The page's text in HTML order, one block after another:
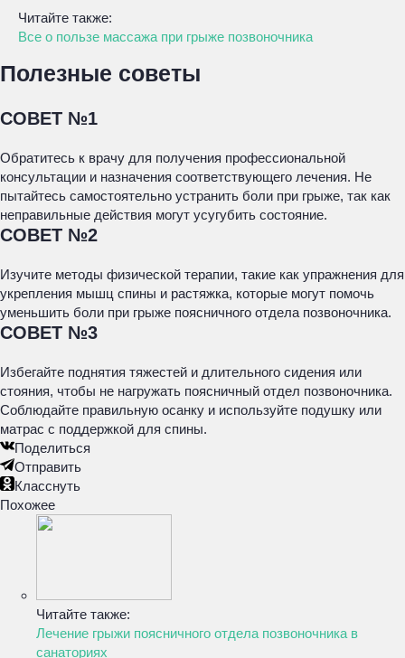
Читайте также:
Все о пользе массажа при грыже позвоночника
Полезные советы
СОВЕТ №1
Обратитесь к врачу для получения профессиональной
консультации и назначения соответствующего лечения. Не
пытайтесь самостоятельно устранить боли при грыже, так как
неправильные действия могут усугубить состояние.
СОВЕТ №2
Изучите методы физической терапии, такие как упражнения для
укрепления мышц спины и растяжка, которые могут помочь
уменьшить боли при грыже поясничного отдела позвоночника.
СОВЕТ №3
Избегайте поднятия тяжестей и длительного сидения или
стояния, чтобы не нагружать поясничный отдел позвоночника.
Соблюдайте правильную осанку и используйте подушку или
матрас с поддержкой для спины.
Поделиться
Отправить
Класснуть
Похожее
Читайте также:
Лечение грыжи поясничного отдела позвоночника в
санаториях